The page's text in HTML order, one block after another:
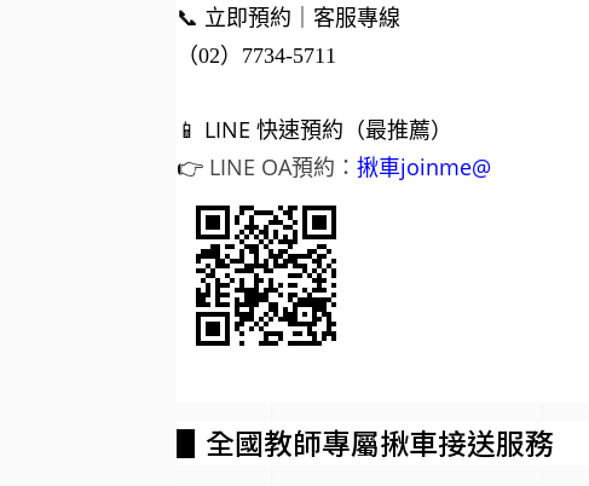
📞 立即預約｜客服專線
（02）7734-5711
📱 LINE 快速預約（最推薦）
👉 LINE OA預約：揪車joinme@
▋ 全國教師專屬揪車接送服務